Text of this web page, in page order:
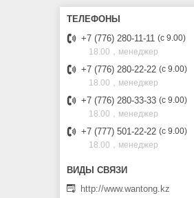
+7 (776) 280-11-11 с 9.00
18.00，менеджер
+7 (776) 280-22-22 с 9.00
18.00，менеджер
+7 (776) 280-33-33 с 9.00
18.00，менеджер
+7 (777) 501-22-22 с 9.00
18.00，менеджер
http://www.wantong.kz